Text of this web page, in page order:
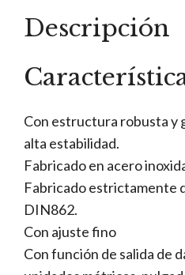
Descripción
Con estructura robusta y
alta estabilidad.
Fabricado en acero
Fabricado estrictamente
DIN862.
Con ajuste fino
Con función de salida de